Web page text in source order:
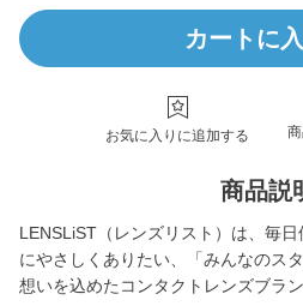
カートに
お気に入りに追加する
商品説
LENSLiST（レンズリスト）は、毎
にやさしくありたい、「みんなのス
想いを込めたコンタクトレンズブラン